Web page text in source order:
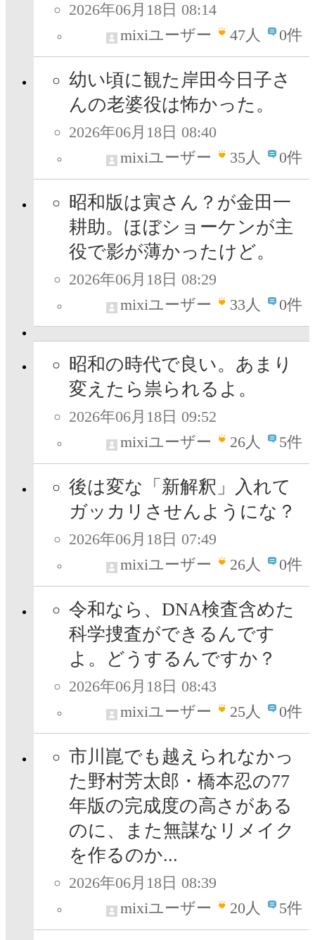
2026年06月18日 08:14
mixiユーザー
47人 0件
幼い頃に観た岸田今日子さ
んの老婆役は怖かった。
2026年06月18日 08:40
mixiユーザー
35人 0件
昭和版は寅さん？が金田一
耕助。ほぼショーケンが主
役で影が薄かったけど。
2026年06月18日 08:29
mixiユーザー
33人 0件
昭和の時代で良い。あまり
変えたら祟られるよ。
2026年06月18日 09:52
mixiユーザー
26人 5件
後は変な「新解釈」入れて
ガッカリさせんようにな？
2026年06月18日 07:49
mixiユーザー
26人 0件
令和なら、DNA検査含めた
科学捜査ができるんです
よ。どうするんですか？
2026年06月18日 08:43
mixiユーザー
25人 0件
市川崑でも越えられなかっ
た野村芳太郎・橋本忍の77
年版の完成度の高さがある
のに、また無謀なリメイク
を作るのか...
2026年06月18日 08:39
mixiユーザー
20人 5件